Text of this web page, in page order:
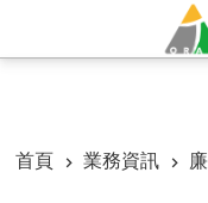
首頁
業務資訊